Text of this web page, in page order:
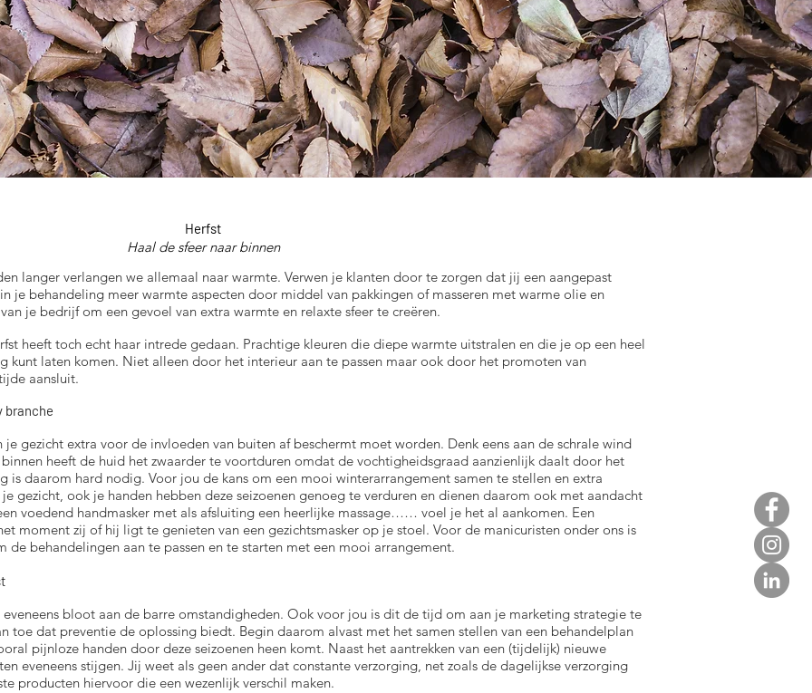
Herfst
Haal de sfeer naar binnen
langer verlangen we allemaal naar warmte. Verwen je klanten door te zorgen dat jij een aangepast
je behandeling meer warmte aspecten door middel van pakkingen of masseren met warme olie en
je bedrijf om een gevoel van extra warmte en relaxte sfeer te creëren.
heeft toch echt haar intrede gedaan. Prachtige kleuren die diepe warmte uitstralen en die je op een heel
kunt laten komen. Niet alleen door het interieur aan te passen maar ook door het promoten van
aansluit.
branche
gezicht extra voor de invloeden van buiten af beschermt moet worden. Denk eens aan de schrale wind
heeft de huid het zwaarder te voortduren omdat de vochtigheidsgraad aanzienlijk daalt door het
is daarom hard nodig. Voor jou de kans om een mooi winterarrangement samen te stellen en extra
gezicht, ook je handen hebben deze seizoenen genoeg te verduren en dienen daarom ook met aandacht
voedend handmasker met als afsluiting een heerlijke massage…… voel je het al aankomen. Een
moment zij of hij ligt te genieten van een gezichtsmasker op je stoel. Voor de manicuristen onder ons is
behandelingen aan te passen en te starten met een mooi arrangement.
bloot aan de barre omstandigheden. Ook voor jou is dit de tijd om aan je marketing strategie te
toe dat preventie de oplossing biedt. Begin daarom alvast met het samen stellen van een behandelplan
pijnloze handen door deze seizoenen heen komt. Naast het aantrekken van een (tijdelijk) nieuwe
eveneens stijgen. Jij weet als geen ander dat constante verzorging, net zoals de dagelijkse verzorging
producten hiervoor die een wezenlijk verschil maken.